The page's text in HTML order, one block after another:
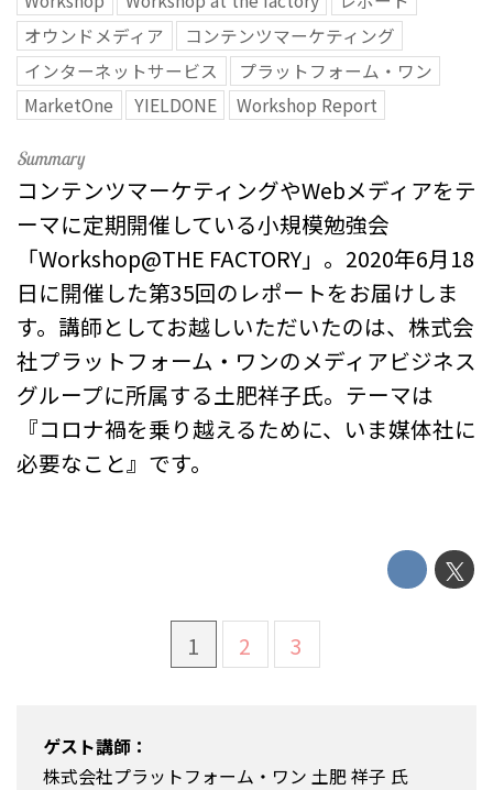
オウンドメディア
コンテンツマーケティング
インターネットサービス
プラットフォーム・ワン
MarketOne
YIELDONE Workshop Report
コンテンツマーケティングやWebメディアをテ
ーマに定期開催している小規模勉強会
「Workshop@THE FACTORY」。2020年6月18
日に開催した第35回のレポートをお届けしま
す。講師としてお越しいただいたのは、株式会
社プラットフォーム・ワンのメディアビジネス
グループに所属する土肥祥子氏。テーマは
『コロナ禍を乗り越えるために、いま媒体社に
必要なこと』です。
1 2 3
ゲスト講師：
株式会社プラットフォーム・ワン 土肥 祥子 氏